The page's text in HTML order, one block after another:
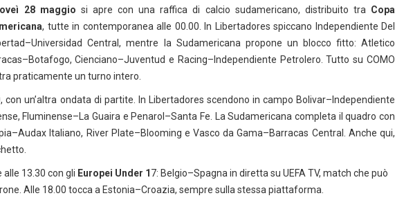
28 maggio si apre con una raffica di calcio sudamericano, distribuito tra Copa
, tutte in contemporanea alle 00.00. In Libertadores spiccano Independiente Del
Central, mentre la Sudamericana propone un blocco fitto: Atletico
Cienciano–Juventud e Racing–Independiente Petrolero. Tutto su COMO
praticamente un turno intero.
con un’altra ondata di partite. In Libertadores scendono in campo Bolivar–Independiente
Fluminense–La Guaira e Penarol–Santa Fe. La Sudamericana completa il quadro con
Italiano, River Plate–Blooming e Vasco da Gama–Barracas Central. Anche qui,
alle 13.30 con gli Europei Under 1 7: Belgio–Spagna in diretta su UEFA TV, match che può
Alle 18.00 tocca a Estonia–Croazia, sempre sulla stessa piattaforma.